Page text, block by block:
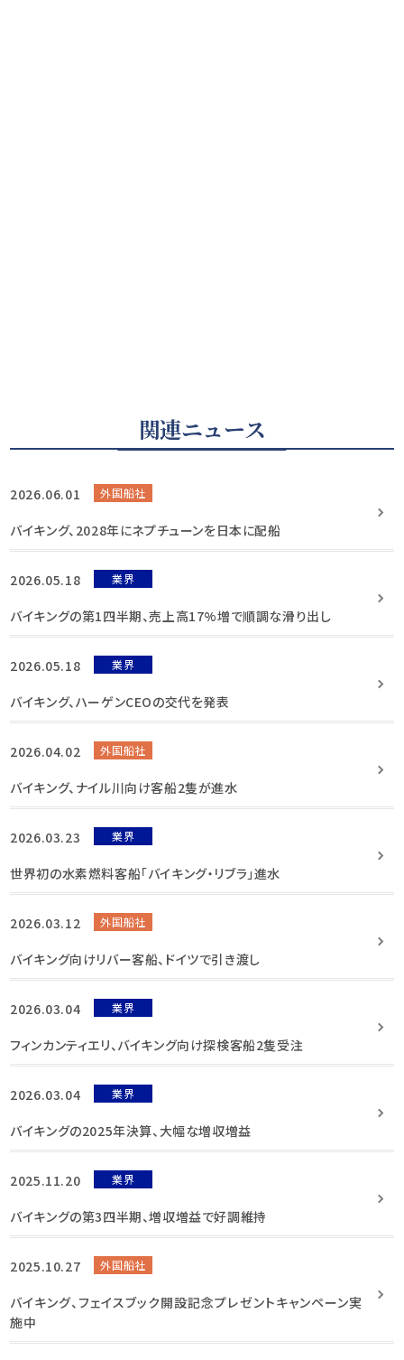
関連ニュース
2026.06.01 外国船社
バイキング、2028年にネプチューンを日本に配船
2026.05.18 業界
バイキングの第1四半期、売上高17%増で順調な滑り出し
2026.05.18 業界
バイキング、ハーゲンCEOの交代を発表
2026.04.02 外国船社
バイキング、ナイル川向け客船2隻が進水
2026.03.23 業界
世界初の水素燃料客船「バイキング・リブラ」進水
2026.03.12 外国船社
バイキング向けリバー客船、ドイツで引き渡し
2026.03.04 業界
フィンカンティエリ、バイキング向け探検客船2隻受注
2026.03.04 業界
バイキングの2025年決算、大幅な増収増益
2025.11.20 業界
バイキングの第3四半期、増収増益で好調維持
2025.10.27 外国船社
バイキング、フェイスブック開設記念プレゼントキャンペーン実
施中